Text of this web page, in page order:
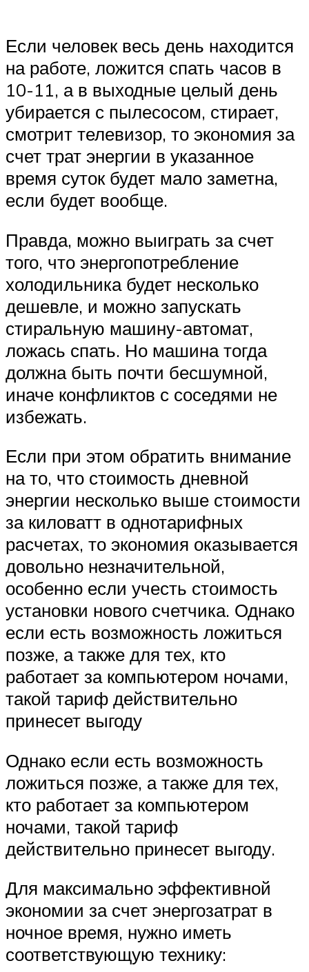
Если человек весь день находится
на работе, ложится спать часов в
10-11, а в выходные целый день
убирается с пылесосом, стирает,
смотрит телевизор, то экономия за
счет трат энергии в указанное
время суток будет мало заметна,
если будет вообще.
Правда, можно выиграть за счет
того, что энергопотребление
холодильника будет несколько
дешевле, и можно запускать
стиральную машину-автомат,
ложась спать. Но машина тогда
должна быть почти бесшумной,
иначе конфликтов с соседями не
избежать.
Если при этом обратить внимание
на то, что стоимость дневной
энергии несколько выше стоимости
за киловатт в однотарифных
расчетах, то экономия оказывается
довольно незначительной,
особенно если учесть стоимость
установки нового счетчика. Однако
если есть возможность ложиться
позже, а также для тех, кто
работает за компьютером ночами,
такой тариф действительно
принесет выгоду
Однако если есть возможность
ложиться позже, а также для тех,
кто работает за компьютером
ночами, такой тариф
действительно принесет выгоду.
Для максимально эффективной
экономии за счет энергозатрат в
ночное время, нужно иметь
соответствующую технику: